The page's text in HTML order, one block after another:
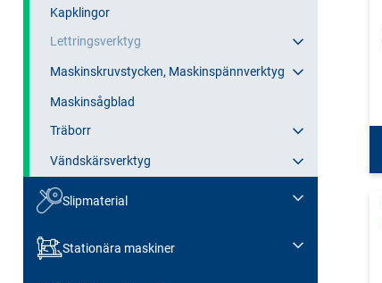
Kapklingor
Lettringsverktyg
Maskinskruvstycken, Maskinspännverktyg
Maskinsågblad
Träborr
Vändskärsverktyg
Slipmaterial
Stationära maskiner